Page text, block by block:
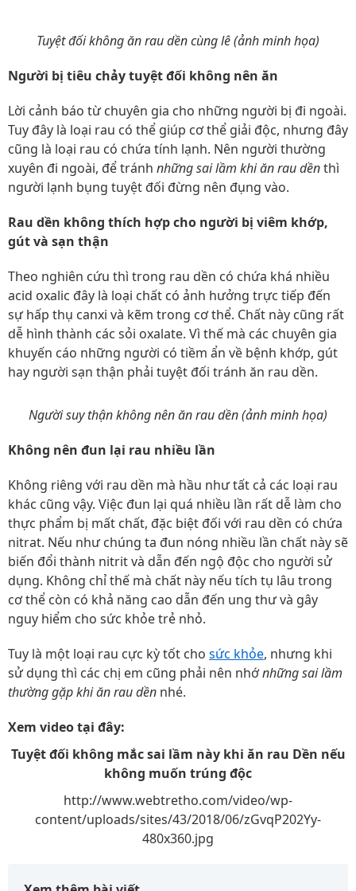
Tuyệt đối không ăn rau dền cùng lê (ảnh minh họa)
Người bị tiêu chảy tuyệt đối không nên ăn
Lời cảnh báo từ chuyên gia cho những người bị đi ngoài.
Tuy đây là loại rau có thể giúp cơ thể giải độc, nhưng đây
cũng là loại rau có chứa tính lạnh. Nên người thường
xuyên đi ngoài, để tránh những sai lầm khi ăn rau dềnthì
người lạnh bụng tuyệt đối đừng nên đụng vào.
Rau dền không thích hợp cho người bị viêm khớp,
gút và sạn thận
Theo nghiên cứu thì trong rau dền có chứa khá nhiều
acid oxalic đây là loại chất có ảnh hưởng trực tiếp đến
sự hấp thụ canxi và kẽm trong cơ thể. Chất này cũng rất
dễ hình thành các sỏi oxalate. Vì thế mà các chuyên gia
khuyến cáo những người có tiềm ẩn về bệnh khớp, gút
hay người sạn thận phải tuyệt đối tránh ăn rau dền.
Người suy thận không nên ăn rau dền (ảnh minh họa)
Không nên đun lại rau nhiều lần
Không riêng với rau dền mà hầu như tất cả các loại rau
khác cũng vậy. Việc đun lại quá nhiều lần rất dễ làm cho
thực phẩm bị mất chất, đặc biệt đối với rau dền có chứa
nitrat. Nếu như chúng ta đun nóng nhiều lần chất này sẽ
biến đổi thành nitrit và dẫn đến ngộ độc cho người sử
dụng. Không chỉ thế mà chất này nếu tích tụ lâu trong
cơ thể còn có khả năng cao dẫn đến ung thư và gây
nguy hiểm cho sức khỏe trẻ nhỏ.
Tuy là một loại rau cực kỳ tốt cho sức khỏe, nhưng khi
sử dụng thì các chị em cũng phải nên nhớnhững sai lầm
thường gặp khi ăn rau dền nhé.
Xem video tại đây:
Tuyệt đối không mắc sai lầm này khi ăn rau Dền nếu
không muốn trúng độc
http://www.webtretho.com/video/wp-
content/uploads/sites/43/2018/06/zGvqP202Yy-
480x360.jpg